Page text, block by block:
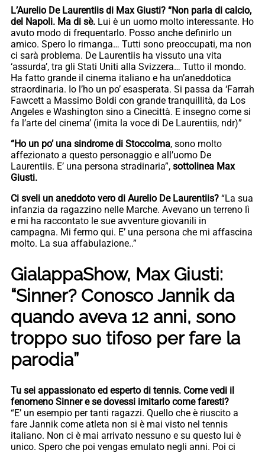
L’Aurelio De Laurentiis di Max Giusti? “Non parla di calcio,
del Napoli. Ma di sè. Lui è un uomo molto interessante. Ho
avuto modo di frequentarlo. Posso anche definirlo un
amico. Spero lo rimanga… Tutti sono preoccupati, ma non
ci sarà problema. De Laurentiis ha vissuto una vita
‘assurda’, tra gli Stati Uniti alla Svizzera… Tutto il mondo.
Ha fatto grande il cinema italiano e ha un’aneddotica
straordinaria. Io l’ho un po’ esasperata. Si passa da ‘Farrah
Fawcett a Massimo Boldi con grande tranquillità, da Los
Angeles e Washington sino a Cinecittà. E insegno come si
fa l’arte del cinema’ (imita la voce di De Laurentiis, ndr)”
“Ho un po’ una sindrome di Stoccolma, sono molto
affezionato a questo personaggio e all’uomo De
Laurentiis. E’ una persona stradinaria”, sottolinea Max
Giusti.
Ci sveli un aneddoto vero di Aurelio De Laurentiis? “La sua
infanzia da ragazzino nelle Marche. Avevano un terreno lì
e mi ha raccontato le sue avventure giovanili in
campagna. Mi fermo qui. E’ una persona che mi affascina
molto. La sua affabulazione..”
GialappaShow, Max Giusti:
“Sinner? Conosco Jannik da
quando aveva 12 anni, sono
troppo suo tifoso per fare la
parodia”
Tu sei appassionato ed esperto di tennis. Come vedi il
fenomeno Sinner e se dovessi imitarlo come faresti?
“E’ un esempio per tanti ragazzi. Quello che è riuscito a
fare Jannik come atleta non si è mai visto nel tennis
italiano. Non ci è mai arrivato nessuno e su questo lui è
unico. Spero che poi vengas emulato negli anni. Poi ci